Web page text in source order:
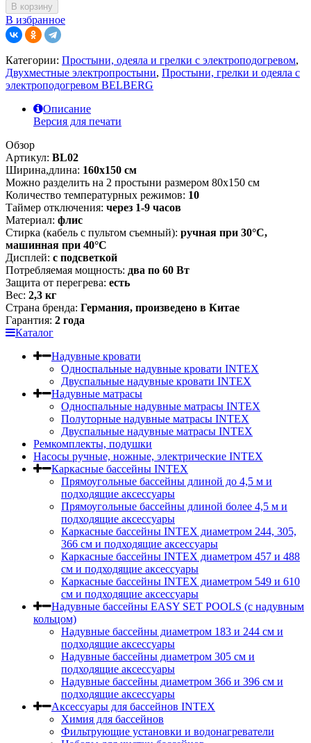
В корзину
В избранное
Категории: Простыни, одеяла и грелки с электроподогревом,
Двухместные электропростыни, Простыни, грелки и одеяла с
электроподогревом BELBERG
Описание
Версия для печати
Обзор
Артикул: BL02
Ширина,длина: 160х150 см
Можно разделить на 2 простыни размером 80х150 см
Количество температурных режимов: 10
Таймер отключения: через 1-9 часов
Материал: флис
Стирка (кабель с пультом съемный): ручная при 30°C,
машинная при 40°C
Дисплей: с подсветкой
Потребляемая мощность: два по 60 Вт
Защита от перегрева: есть
Вес: 2,3 кг
Страна бренда: Германия, произведено в Китае
Гарантия: 2 года
Каталог
Надувные кровати
Односпальные надувные кровати INTEX
Двуспальные надувные кровати INTEX
Надувные матрасы
Односпальные надувные матрасы INTEX
Полуторные надувные матрасы INTEX
Двуспальные надувные матрасы INTEX
Ремкомплекты, подушки
Насосы ручные, ножные, электрические INTEX
Каркасные бассейны INTEX
Прямоугольные бассейны длиной до 4,5 м и
подходящие аксессуары
Прямоугольные бассейны длиной более 4,5 м и
подходящие аксессуары
Каркасные бассейны INTEX диаметром 244, 305,
366 см и подходящие аксессуары
Каркасные бассейны INTEX диаметром 457 и 488
cм и подходящие аксессуары
Каркасные бассейны INTEX диаметром 549 и 610
см и подходящие аксессуары
Надувные бассейны EASY SET POOLS (с надувным
кольцом)
Надувные бассейны диаметром 183 и 244 см и
подходящие аксессуары
Надувные бассейны диаметром 305 см и
подходящие аксессуары
Надувные бассейны диаметром 366 и 396 см и
подходящие аксессуары
Аксессуары для бассейнов INTEX
Химия для бассейнов
Фильтрующие установки и водонагреватели